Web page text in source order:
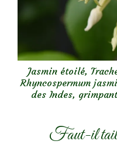
Jasmin étoilé,
Rhyncospermum
des Indes,
Faut-il